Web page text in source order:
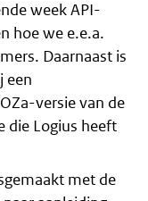
week API-
hoe we e.e.a.
Daarnaast is
een
versie van de
die Logius heeft
met de